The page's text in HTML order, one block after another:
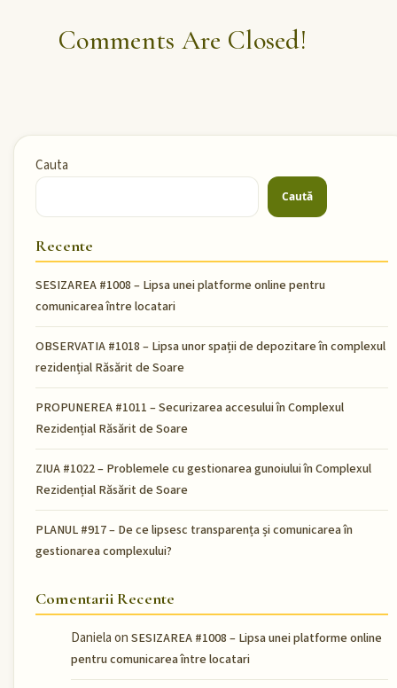
Comments Are Closed!
Cauta
Caută
Recente
SESIZAREA #1008 – Lipsa unei platforme online pentru
comunicarea între locatari
OBSERVATIA #1018 – Lipsa unor spații de depozitare în complexul
rezidențial Răsărit de Soare
PROPUNEREA #1011 – Securizarea accesului în Complexul
Rezidențial Răsărit de Soare
ZIUA #1022 – Problemele cu gestionarea gunoiului în Complexul
Rezidențial Răsărit de Soare
PLANUL #917 – De ce lipsesc transparența și comunicarea în
gestionarea complexului?
Comentarii Recente
Danielaon SESIZAREA #1008 – Lipsa unei platforme online
pentru comunicarea între locatari